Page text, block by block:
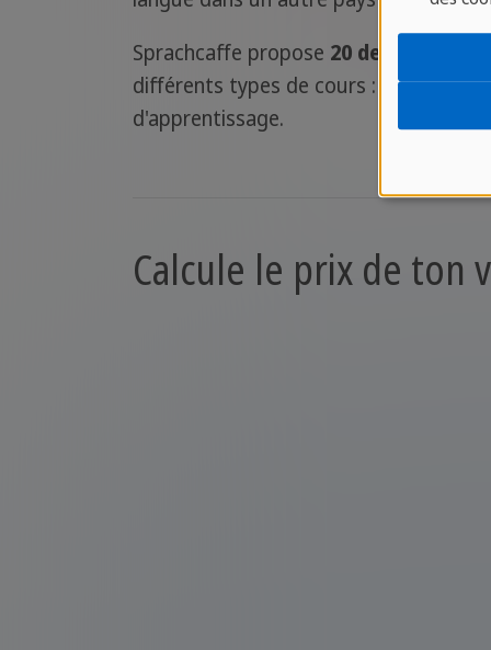
Sprachcaffe propose 20 destinations
différents types de cours : standard,
d'apprentissage.
Calcule le prix de ton